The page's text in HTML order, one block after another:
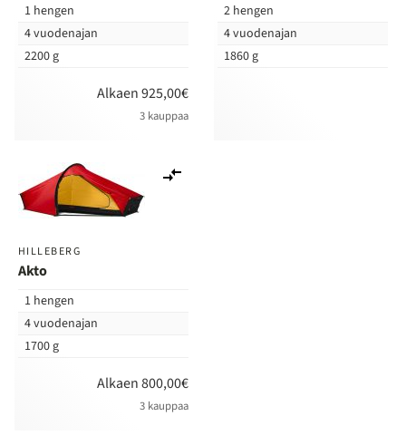
1 hengen
4 vuodenajan
2200 g
Alkaen 925,00€
3 kauppaa
2 hengen
4 vuodenajan
1860 g
HILLEBERG
Akto
1 hengen
4 vuodenajan
1700 g
Alkaen 800,00€
3 kauppaa